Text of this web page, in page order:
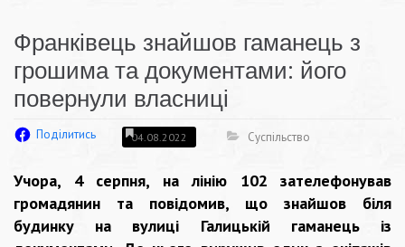
Франківець знайшов гаманець з
грошима та документами: його
повернули власниці
Поділитись 04.08.2022 Суспільство
Учора, 4 серпня, на лінію 102 зателефонував
громадянин та повідомив, що знайшов біля
будинку на вулиці Галицькій гаманець із